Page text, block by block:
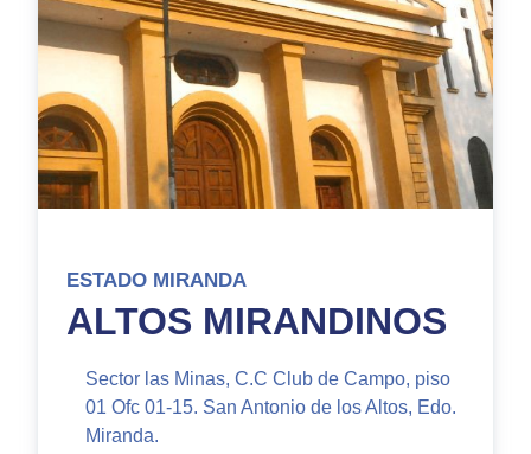
ESTADO MIRANDA
ALTOS MIRANDINOS
Sector las Minas, C.C Club de Campo, piso
01 Ofc 01-15. San Antonio de los Altos, Edo.
Miranda.